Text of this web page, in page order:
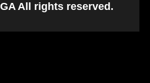
All rights reserved.